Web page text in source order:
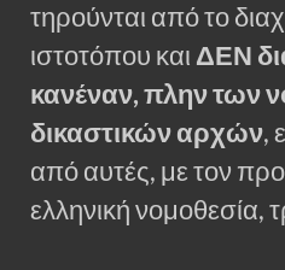
τηρούνται από το
ιστοτόπου και ΔΕΝ
κανέναν, πλην των
δικαστικών αρχών,
από αυτές, με τον
ελληνική νομοθεσία,